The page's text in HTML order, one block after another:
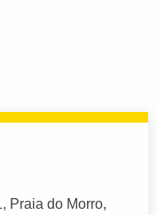
Praia do Morro,